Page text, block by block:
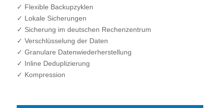
✓ Flexible Backupzyklen
✓ Lokale Sicherungen
✓ Sicherung im deutschen Rechenzentrum
✓ Verschlüsselung der Daten
✓ Granulare Datenwiederherstellung
✓ Inline Deduplizierung
✓ Kompression